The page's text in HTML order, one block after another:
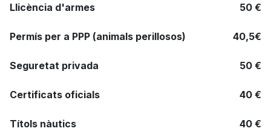
Llicència d'armes 50 €
Permís per a PPP (animals perillosos) 40,5€
Seguretat privada 50 €
Certificats oficials 40 €
Títols nàutics 40 €